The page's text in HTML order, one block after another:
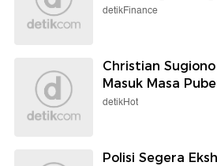
detikFinance
Christian
Masuk Masa
detikHot
Polisi Segera